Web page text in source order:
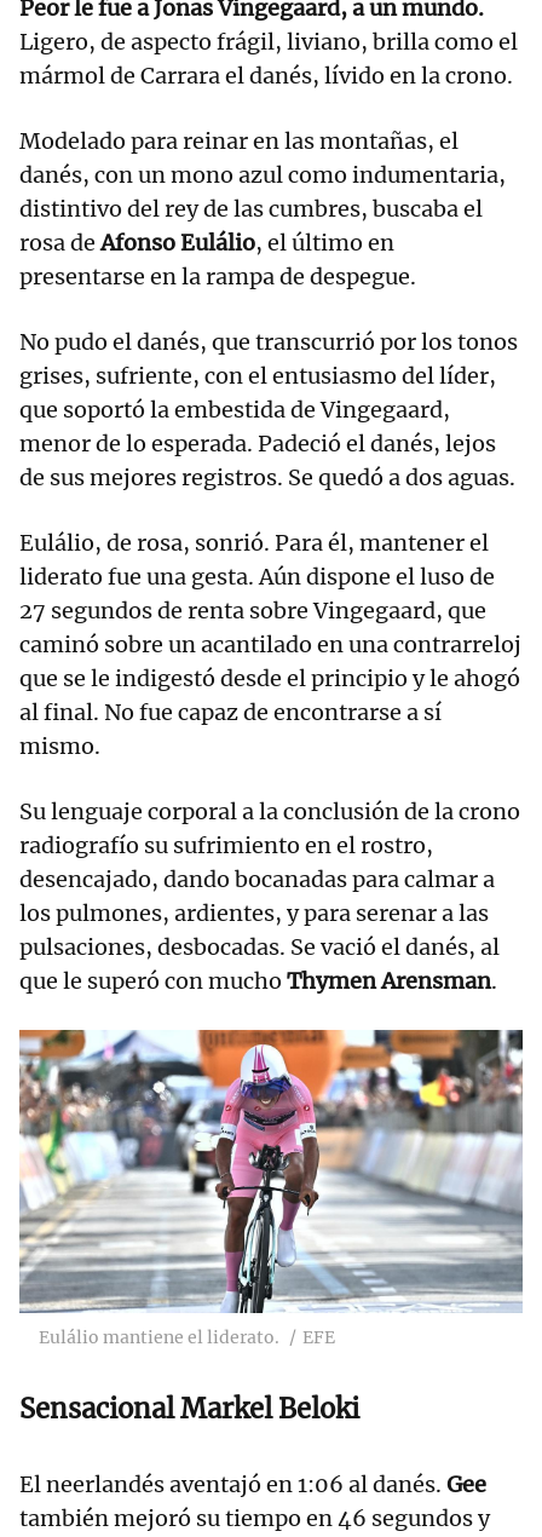
Peor le fue a Jonas Vingegaard, a un mundo.
Ligero, de aspecto frágil, liviano, brilla como el
mármol de Carrara el danés, lívido en la crono.
Modelado para reinar en las montañas, el
danés, con un mono azul como indumentaria,
distintivo del rey de las cumbres, buscaba el
rosa deAfonso Eulálio, el último en
presentarse en la rampa de despegue.
No pudo el danés, que transcurrió por los tonos
grises, sufriente, con el entusiasmo del líder,
que soportó la embestida de Vingegaard,
menor de lo esperada. Padeció el danés, lejos
de sus mejores registros. Se quedó a dos aguas.
Eulálio, de rosa, sonrió. Para él, mantener el
liderato fue una gesta. Aún dispone el luso de
27 segundos de renta sobre Vingegaard, que
caminó sobre un acantilado en una contrarreloj
que se le indigestó desde el principio y le ahogó
al final. No fue capaz de encontrarse a sí
mismo.
Su lenguaje corporal a la conclusión de la crono
radiografío su sufrimiento en el rostro,
desencajado, dando bocanadas para calmar a
los pulmones, ardientes, y para serenar a las
pulsaciones, desbocadas. Se vació el danés, al
que le superó con mucho Thymen Arensman.
Eulálio mantiene el liderato. EFE
Sensacional Markel Beloki
El neerlandés aventajó en 1:06 al danés. Gee
también mejoró su tiempo en 46 segundos y